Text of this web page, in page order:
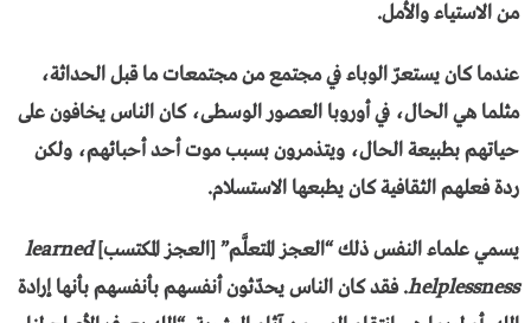
من الاستياء والأمل.
عندما كان يستعرّ الوباء في مجتمع من مجتمعات ما قبل الحداثة،
مثلما هي الحال، في أوروبا العصور الوسطى، كان الناس يخافون على
حياتهم بطبيعة الحال، ويتذمرون بسبب موت أحد أحبائهم، ولكن
ردة فعلهم الثقافية كان يطبعها الاستسلام.
يسمي علماء النفس ذلك “العجز المتعلَّم” [العجز المكتسب]learned
helplessness. فقد كان الناس يحدّثون أنفسهم بأنفسهم بأنها إرادة